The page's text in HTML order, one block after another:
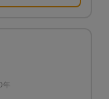
年